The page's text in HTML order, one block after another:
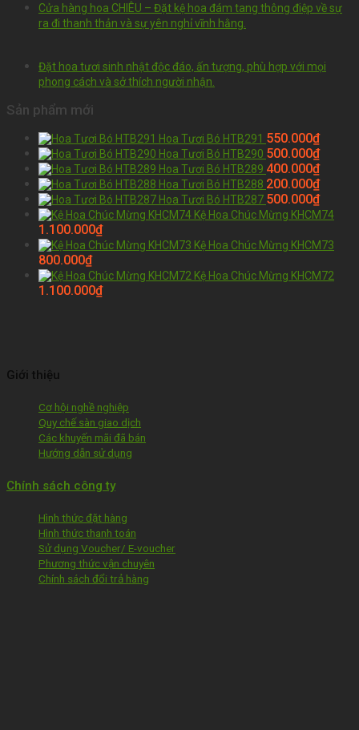
Cửa hàng hoa CHIÊU – Đặt kệ hoa đám tang thông điệp về sự
ra đi thanh thản và sự yên nghỉ vĩnh hằng.
Đặt hoa tươi sinh nhật độc đáo, ấn tượng, phù hợp với mọi
phong cách và sở thích người nhận.
Sản phẩm mới
Hoa Tươi Bó HTB291 550.000₫
Hoa Tươi Bó HTB290 500.000₫
Hoa Tươi Bó HTB289 400.000₫
Hoa Tươi Bó HTB288 200.000₫
Hoa Tươi Bó HTB287 500.000₫
Kệ Hoa Chúc Mừng KHCM74
1.100.000₫
Kệ Hoa Chúc Mừng KHCM73
800.000₫
Kệ Hoa Chúc Mừng KHCM72
1.100.000₫
Giới thiệu
Cơ hội nghề nghiệp
Quy chế sàn giao dịch
Các khuyến mãi đã bán
Hướng dẫn sử dụng
Chính sách công ty
Hình thức đặt hàng
Hình thức thanh toán
Sử dụng Voucher/ E-voucher
Phương thức vận chuyên
Chính sách đổi trả hàng